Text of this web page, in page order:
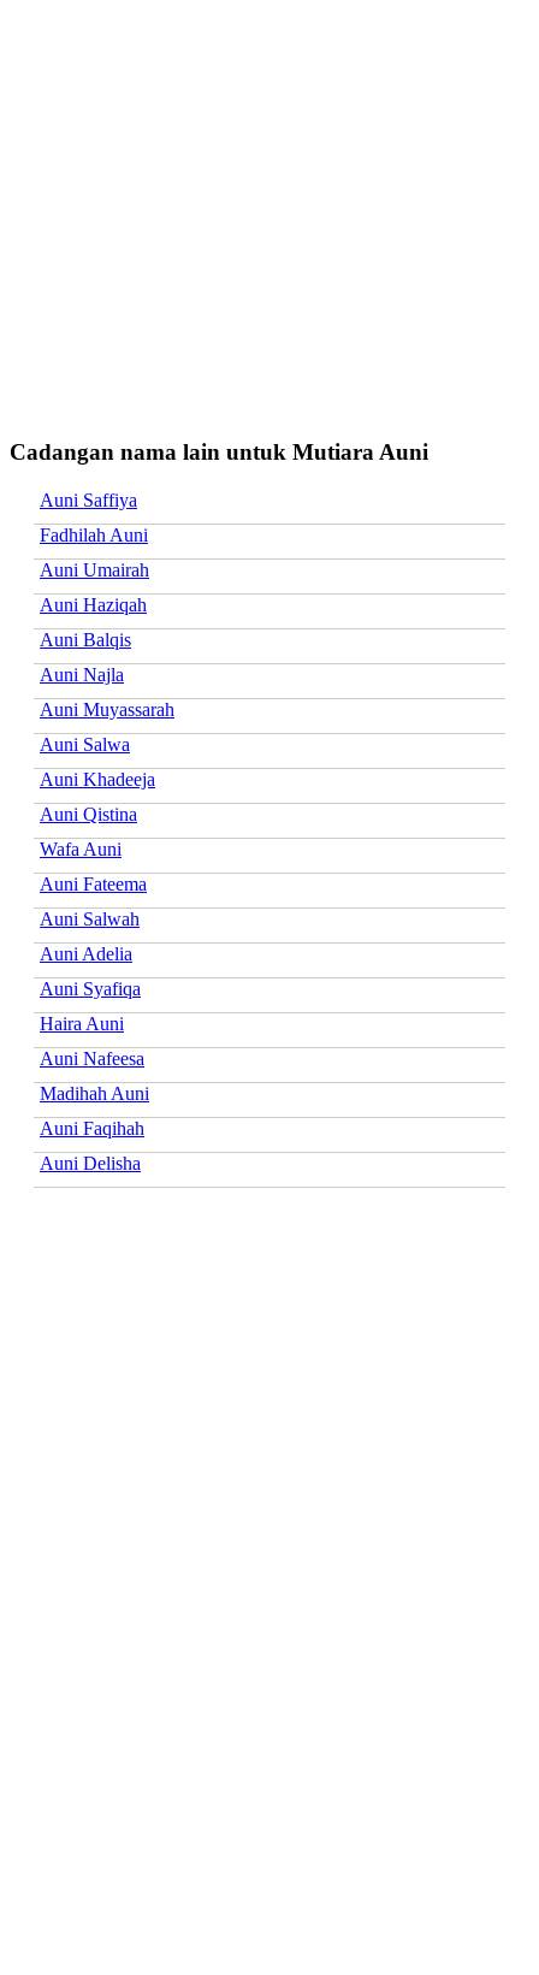
Cadangan nama lain untuk Mutiara Auni
Auni Saffiya
Fadhilah Auni
Auni Umairah
Auni Haziqah
Auni Balqis
Auni Najla
Auni Muyassarah
Auni Salwa
Auni Khadeeja
Auni Qistina
Wafa Auni
Auni Fateema
Auni Salwah
Auni Adelia
Auni Syafiqa
Haira Auni
Auni Nafeesa
Madihah Auni
Auni Faqihah
Auni Delisha